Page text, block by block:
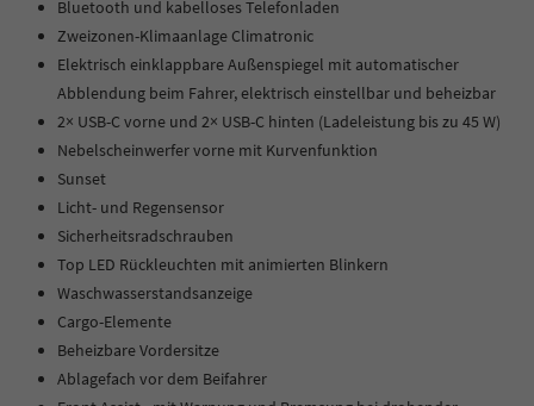
Bluetooth und kabelloses Telefonladen
Zweizonen-Klimaanlage Climatronic
Elektrisch einklappbare Außenspiegel mit automatischer
Abblendung beim Fahrer, elektrisch einstellbar und beheizbar
2× USB-C vorne und 2× USB-C hinten (Ladeleistung bis zu 45 W)
Nebelscheinwerfer vorne mit Kurvenfunktion
Sunset
Licht- und Regensensor
Sicherheitsradschrauben
Top LED Rückleuchten mit animierten Blinkern
Waschwasserstandsanzeige
Cargo-Elemente
Beheizbare Vordersitze
Ablagefach vor dem Beifahrer